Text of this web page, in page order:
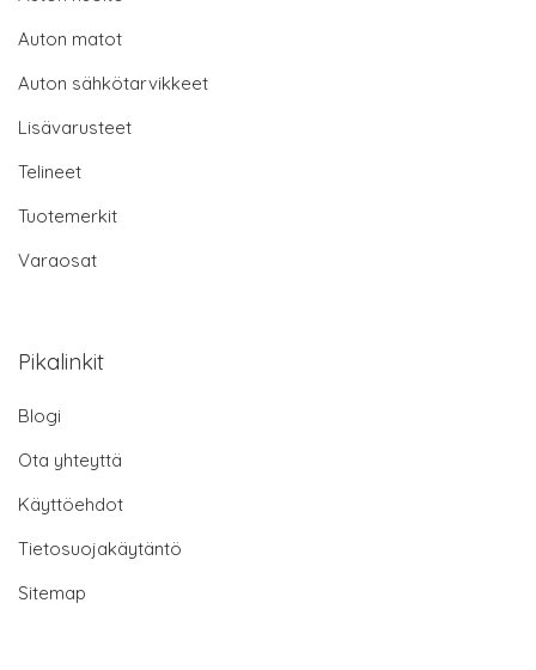
Auton matot
Auton sähkötarvikkeet
Lisävarusteet
Telineet
Tuotemerkit
Varaosat
Pikalinkit
Blogi
Ota yhteyttä
Käyttöehdot
Tietosuojakäytäntö
Sitemap